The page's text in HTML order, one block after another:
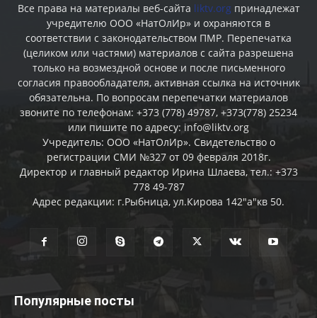
Все права на материалы веб-сайта liktv.org принадлежат
учредителю ООО «НатОлИр» и охраняются в
соответствии с законодательством ПМР. Перепечатка
(целиком или частями) материалов c сайта разрешена
только на возмездной основе и после письменного
согласия правообладателя, активная ссылка на источник
обязательна. По вопросам перепечатки материалов
звоните по телефонам: +373 (778) 49787, +373(778) 25234
или пишите по адресу: info@liktv.org
Учредитель: ООО «НатОлИр». Свидетельство о
регистрации СМИ №327 от 09 февраля 2018г.
Директор и главный редактор Ирина Шлаева, тел.: +373
778 49-787
Адрес редакции: г.Рыбница, ул.Кирова 142"а"кв 50.
Популярные посты